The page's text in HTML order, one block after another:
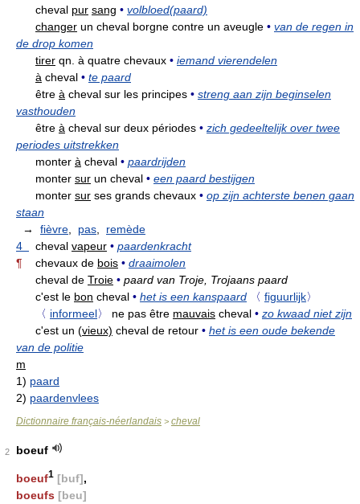
cheval pur sang • volbloed(paard)
changer un cheval borgne contre un aveugle • van de regen in
de drop komen
tirer qn. à quatre chevaux • iemand vierendelen
à cheval • te paard
être à cheval sur les principes • streng aan zijn beginselen
vasthouden
être à cheval sur deux périodes • zich gedeeltelijk over twee
periodes uitstrekken
monter à cheval • paardrijden
monter sur un cheval • een paard bestijgen
monter sur ses grands chevaux • op zijn achterste benen gaan
staan
→ fièvre pas
remède
4
cheval vapeur • paardenkracht
¶
chevaux de bois • draaimolen
cheval de Troie • paard van Troje, Trojaans paard
c'est le bon cheval • het is een kanspaard 〈 figuurlijk〉
〈 informeel〉 ne pas être mauvais cheval • zo kwaad niet zijn
c'est un (vieux) cheval de retour • het is een oude bekende
van de politie
m
1) paard
2) paardenvlees
Dictionnaire français-néerlandais > cheval
2 boeuf
boeuf1 [buf],
boeufs [beu]